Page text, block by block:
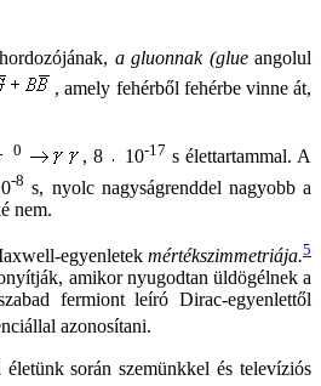
a gluonnak (glueangolul
, amely fehérből fehérbe vinne át,
0 , 8 10-17 s élettartammal. A
-8 s, nyolc nagyságrenddel nagyobb a
nem.
egyenletek mértékszimmetriája.5
amikor nyugodtan üldögélnek a
fermiont leíró Dirac-egyenlettől
azonosítani.
során szemünkkel és televíziós